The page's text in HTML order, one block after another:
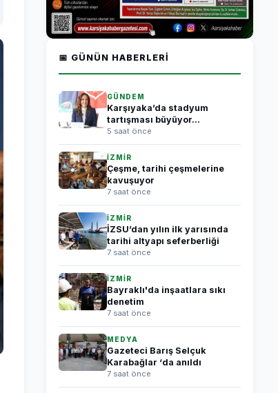
📅 GÜNÜN HABERLERI
GÜNDEM
Karşıyaka’da stadyum
tartışması büyüyor...
5 saat önce
İZMİR
Çeşme, tarihi çeşmelerine
kavuşuyor
7 saat önce
İZMİR
İZSU’dan yılın ilk yarısında
tarihi altyapı seferberliği
7 saat önce
İZMİR
Bayraklı'da inşaatlara sıkı
denetim
7 saat önce
MEDYA
Gazeteci Barış Selçuk
Karabağlar ‘da anıldı
7 saat önce